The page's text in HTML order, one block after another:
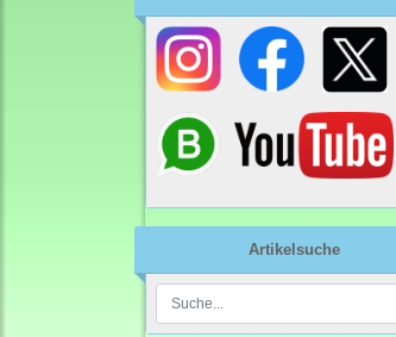
Artikelsuche